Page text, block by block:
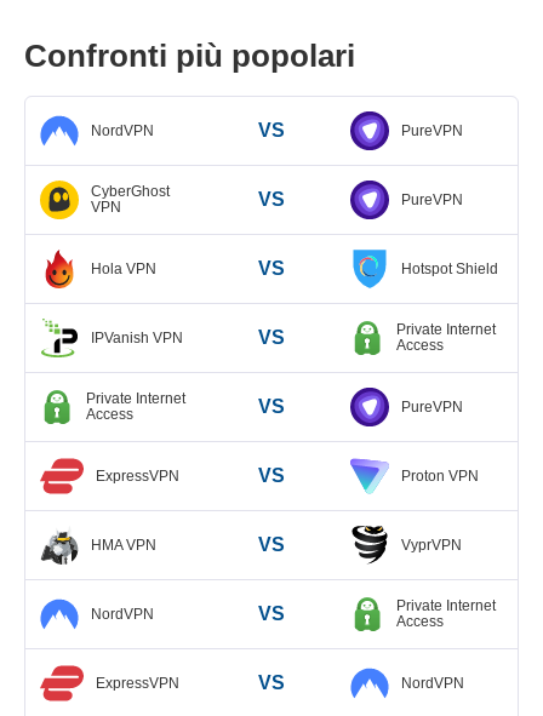
Confronti più popolari
NordVPN VS PureVPN
CyberGhost
VPN
VS PureVPN
Hola VPN VS Hotspot Shield
IPVanish VPN VS
Private Internet
Access
Private Internet
Access
VS PureVPN
ExpressVPN VS Proton VPN
HMA VPN VS VyprVPN
NordVPN VS
Private Internet
Access
ExpressVPN VS NordVPN